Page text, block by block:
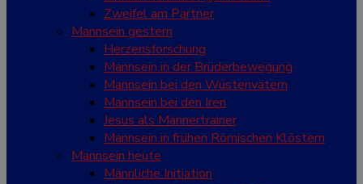
Zweifel am Partner
Mannsein gestern
Herzensforschung
Mannsein in der Brüderbewegung
Mannsein bei den Wüstenvätern
Mannsein bei den Iren
Jesus als Männertrainer
Mannsein in frühen Römischen Klöstern
Mannsein heute
Männliche Initiation